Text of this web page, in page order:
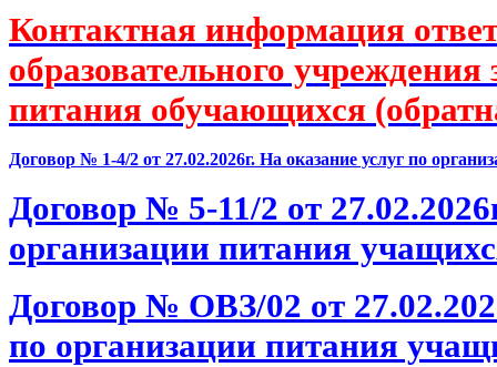
Контактная информация
образовательного
питания обучающихся
Договор № 1-4/2 от 27.02.2026г. На оказание услуг по
Договор № 5-11/2 от
организации питания
Договор № ОВЗ/02 от
по организации питания